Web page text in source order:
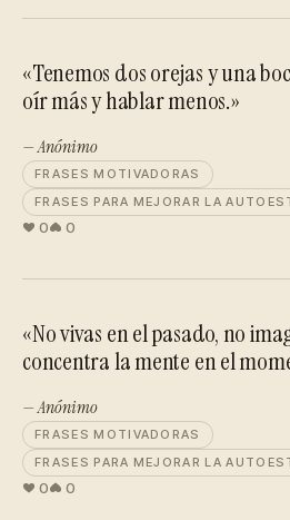
«Tenemos dos orejas y una
oír más y hablar menos.»
— Anónimo
FRASES MOTIVADORAS
FRASES PARA MEJORAR LA
0 0
«No vivas en el pasado, no
concentra la mente en el
— Anónimo
FRASES MOTIVADORAS
FRASES PARA MEJORAR LA
0 0